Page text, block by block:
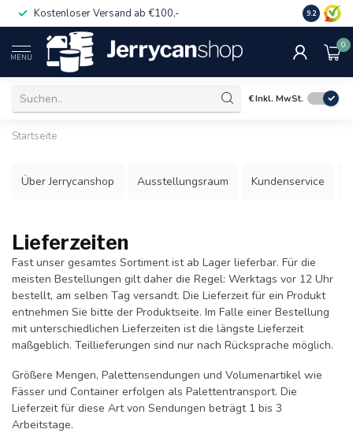
Kostenloser Versand ab €100,- Auch für
9.2
MENU
0
€Inkl. MwSt.
Startseite
Über Jerrycanshop Ausstellungsraum Kundenservice
Lieferzeiten
Fast unser gesamtes Sortiment ist ab Lager lieferbar. Für die
meisten Bestellungen gilt daher die Regel: Werktags vor 12 Uhr
bestellt, am selben Tag versandt. Die Lieferzeit für ein Produkt
entnehmen Sie bitte der Produktseite. Im Falle einer Bestellung
mit unterschiedlichen Lieferzeiten ist die längste Lieferzeit
maßgeblich. Teillieferungen sind nur nach Rücksprache möglich.
Größere Mengen, Palettensendungen und Volumenartikel wie
Fässer und Container erfolgen als Palettentransport. Die
Lieferzeit für diese Art von Sendungen beträgt 1 bis 3
Arbeitstage.